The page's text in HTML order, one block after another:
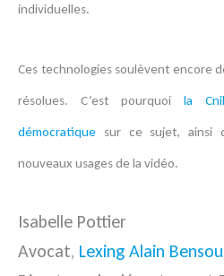
individuelles.
Ces technologies soulèvent encore
résolues. C’est pourquoi la
démocratique sur ce sujet, ainsi
nouveaux usages de la vidéo.
Isabelle Pottier
Avocat, Lexing Alain